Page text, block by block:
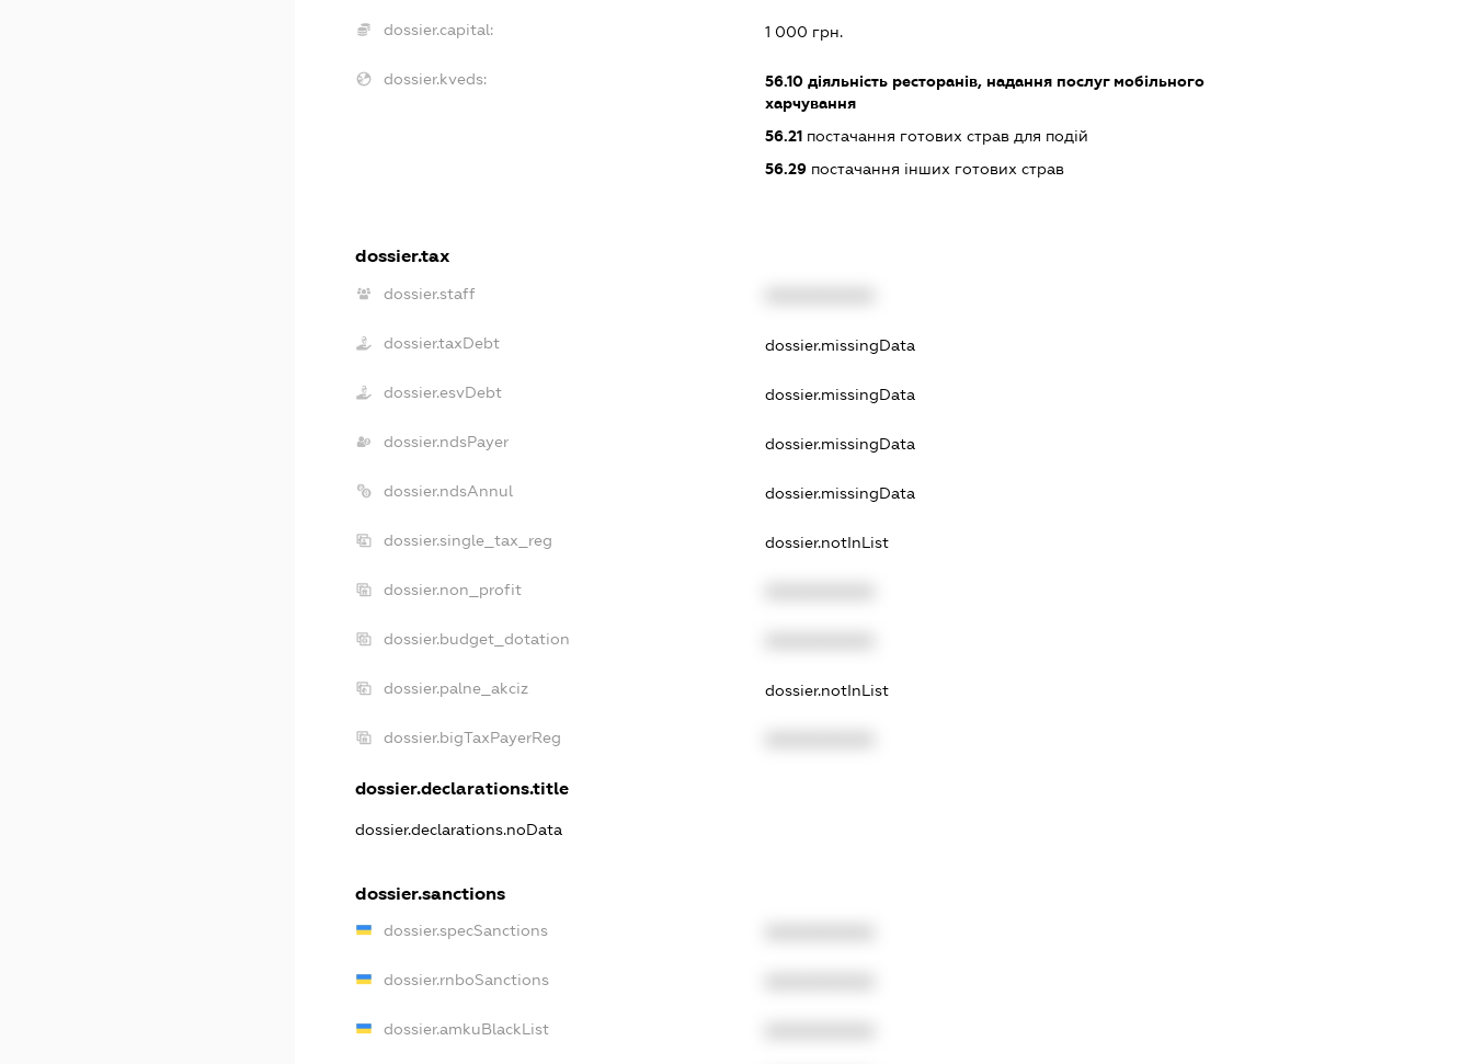
dossier.capital: 1 000 грн.
dossier.kveds: 56.10діяльність ресторанів, надання послуг мобільного
харчування
56.21постачання готових страв для подій
56.29постачання інших готових страв
dossier.tax
dossier.staff
dossier.taxDebt dossier.missingData
dossier.esvDebt dossier.missingData
dossier.ndsPayer dossier.missingData
dossier.ndsAnnul dossier.missingData
dossier.single_tax_reg dossier.notInList
dossier.non_profit
dossier.budget_dotation
dossier.palne_akciz dossier.notInList
dossier.bigTaxPayerReg
dossier.declarations.title
dossier.declarations.noData
dossier.sanctions
dossier.specSanctions
dossier.rnboSanctions
dossier.amkuBlackList